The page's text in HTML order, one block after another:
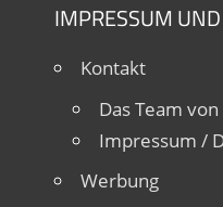
IMPRESSUM
Kontakt
Das Team
Impressum /
Werbung